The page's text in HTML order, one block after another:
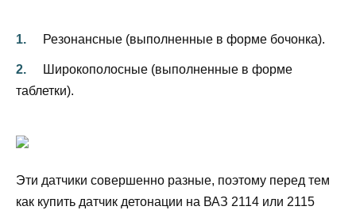
Резонансные (выполненные в форме бочонка).
Широкополосные (выполненные в форме
таблетки).
Эти датчики совершенно разные, поэтому перед тем
как купить датчик детонации на ВАЗ 2114 или 2115